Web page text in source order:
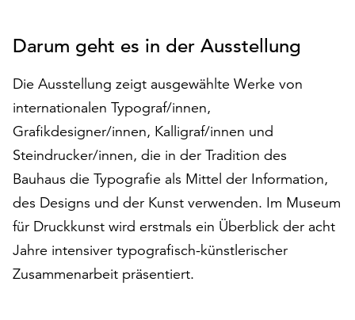
werden.
Klicken
Sie
auf
„Alle
akzeptieren“,
alle
Cookies
zu
akzeptieren.
Sie
können
Darum geht es in der Ausstellung
Die Ausstellung zeigt ausgewählte Werke von
internationalen Typograf/innen,
Grafikdesigner/innen, Kalligraf/innen und
Steindrucker/innen, die in der Tradition des
Bauhaus die Typografie als Mittel der Information,
des Designs und der Kunst verwenden. Im Museum
für Druckkunst wird erstmals ein Überblick der acht
Jahre intensiver typografisch-künstlerischer
Zusammenarbeit präsentiert.